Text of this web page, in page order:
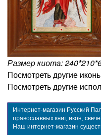
Размер киота:
Посмотреть другие
Посмотреть другие
Интернет-магазин Русский
православных книг, икон,
Наш интернет-магазин